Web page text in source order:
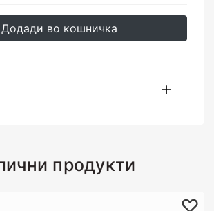
Додади во кошничка
продукти